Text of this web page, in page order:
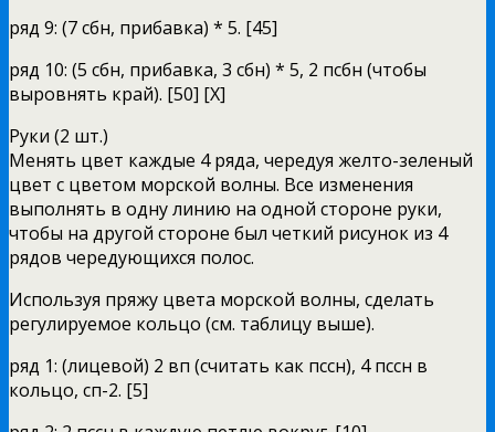
ряд 9: (7 сбн, прибавка) * 5. [45]
ряд 10: (5 сбн, прибавка, 3 сбн) * 5, 2 псбн (чтобы
выровнять край). [50] [X]
Руки (2 шт.)
Менять цвет каждые 4 ряда, чередуя желто-зеленый
цвет с цветом морской волны. Все изменения
выполнять в одну линию на одной стороне руки,
чтобы на другой стороне был четкий рисунок из 4
рядов чередующихся полос.
Используя пряжу цвета морской волны, сделать
регулируемое кольцо (см. таблицу выше).
ряд 1: (лицевой) 2 вп (считать как пссн), 4 пссн в
кольцо, сп-2. [5]